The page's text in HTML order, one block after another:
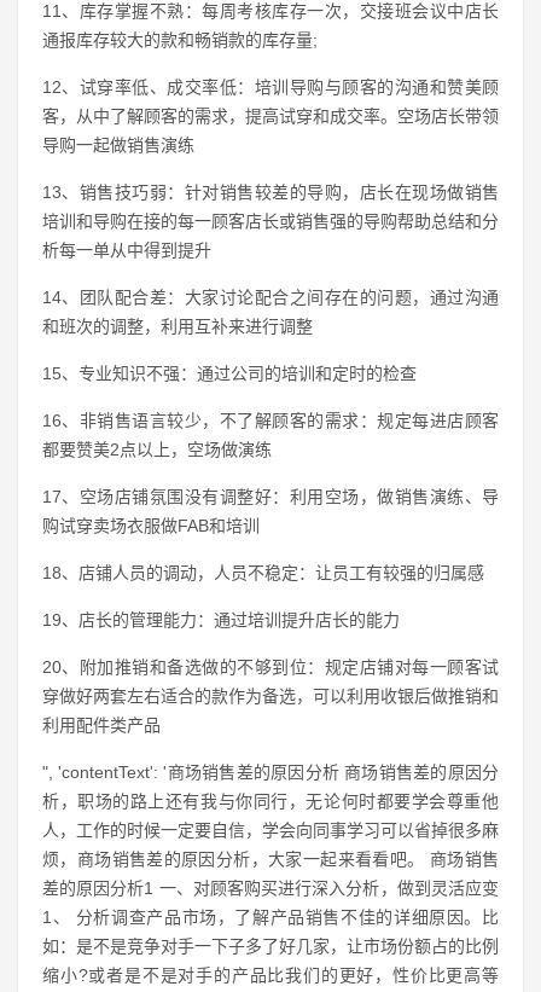
11、库存掌握不熟：每周考核库存一次，交接班会议中店长
通报库存较大的款和畅销款的库存量;
12、试穿率低、成交率低：培训导购与顾客的沟通和赞美顾
客，从中了解顾客的需求，提高试穿和成交率。空场店长带领
导购一起做销售演练
13、销售技巧弱：针对销售较差的导购，店长在现场做销售
培训和导购在接的每一顾客店长或销售强的导购帮助总结和分
析每一单从中得到提升
14、团队配合差：大家讨论配合之间存在的问题，通过沟通
和班次的调整，利用互补来进行调整
15、专业知识不强：通过公司的培训和定时的检查
16、非销售语言较少，不了解顾客的需求：规定每进店顾客
都要赞美2点以上，空场做演练
17、空场店铺氛围没有调整好：利用空场，做销售演练、导
购试穿卖场衣服做FAB和培训
18、店铺人员的调动，人员不稳定：让员工有较强的归属感
19、店长的管理能力：通过培训提升店长的能力
20、附加推销和备选做的不够到位：规定店铺对每一顾客试
穿做好两套左右适合的款作为备选，可以利用收银后做推销和
利用配件类产品
", 'contentText': '商场销售差的原因分析 商场销售差的原因分
析，职场的路上还有我与你同行，无论何时都要学会尊重他
人，工作的时候一定要自信，学会向同事学习可以省掉很多麻
烦，商场销售差的原因分析，大家一起来看看吧。 商场销售
差的原因分析1 一、对顾客购买进行深入分析，做到灵活应变
1、 分析调查产品市场，了解产品销售不佳的详细原因。比
如：是不是竞争对手一下子多了好几家，让市场份额占的比例
缩小?或者是不是对手的产品比我们的更好，性价比更高等